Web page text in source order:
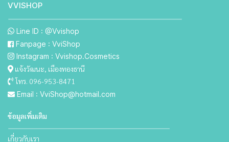
VVISHO P
Line ID : @Vvishop
Fanpage : VviShop
Instagram : Vvishop.Cosmetics
แจ้งวัฒนะ, เมืองทองธานี
โทร. 096-953-8471
Email : VviShop@hotmail.com
ข้อมูลเพิ่มเติม
เกี่ยวกับเรา